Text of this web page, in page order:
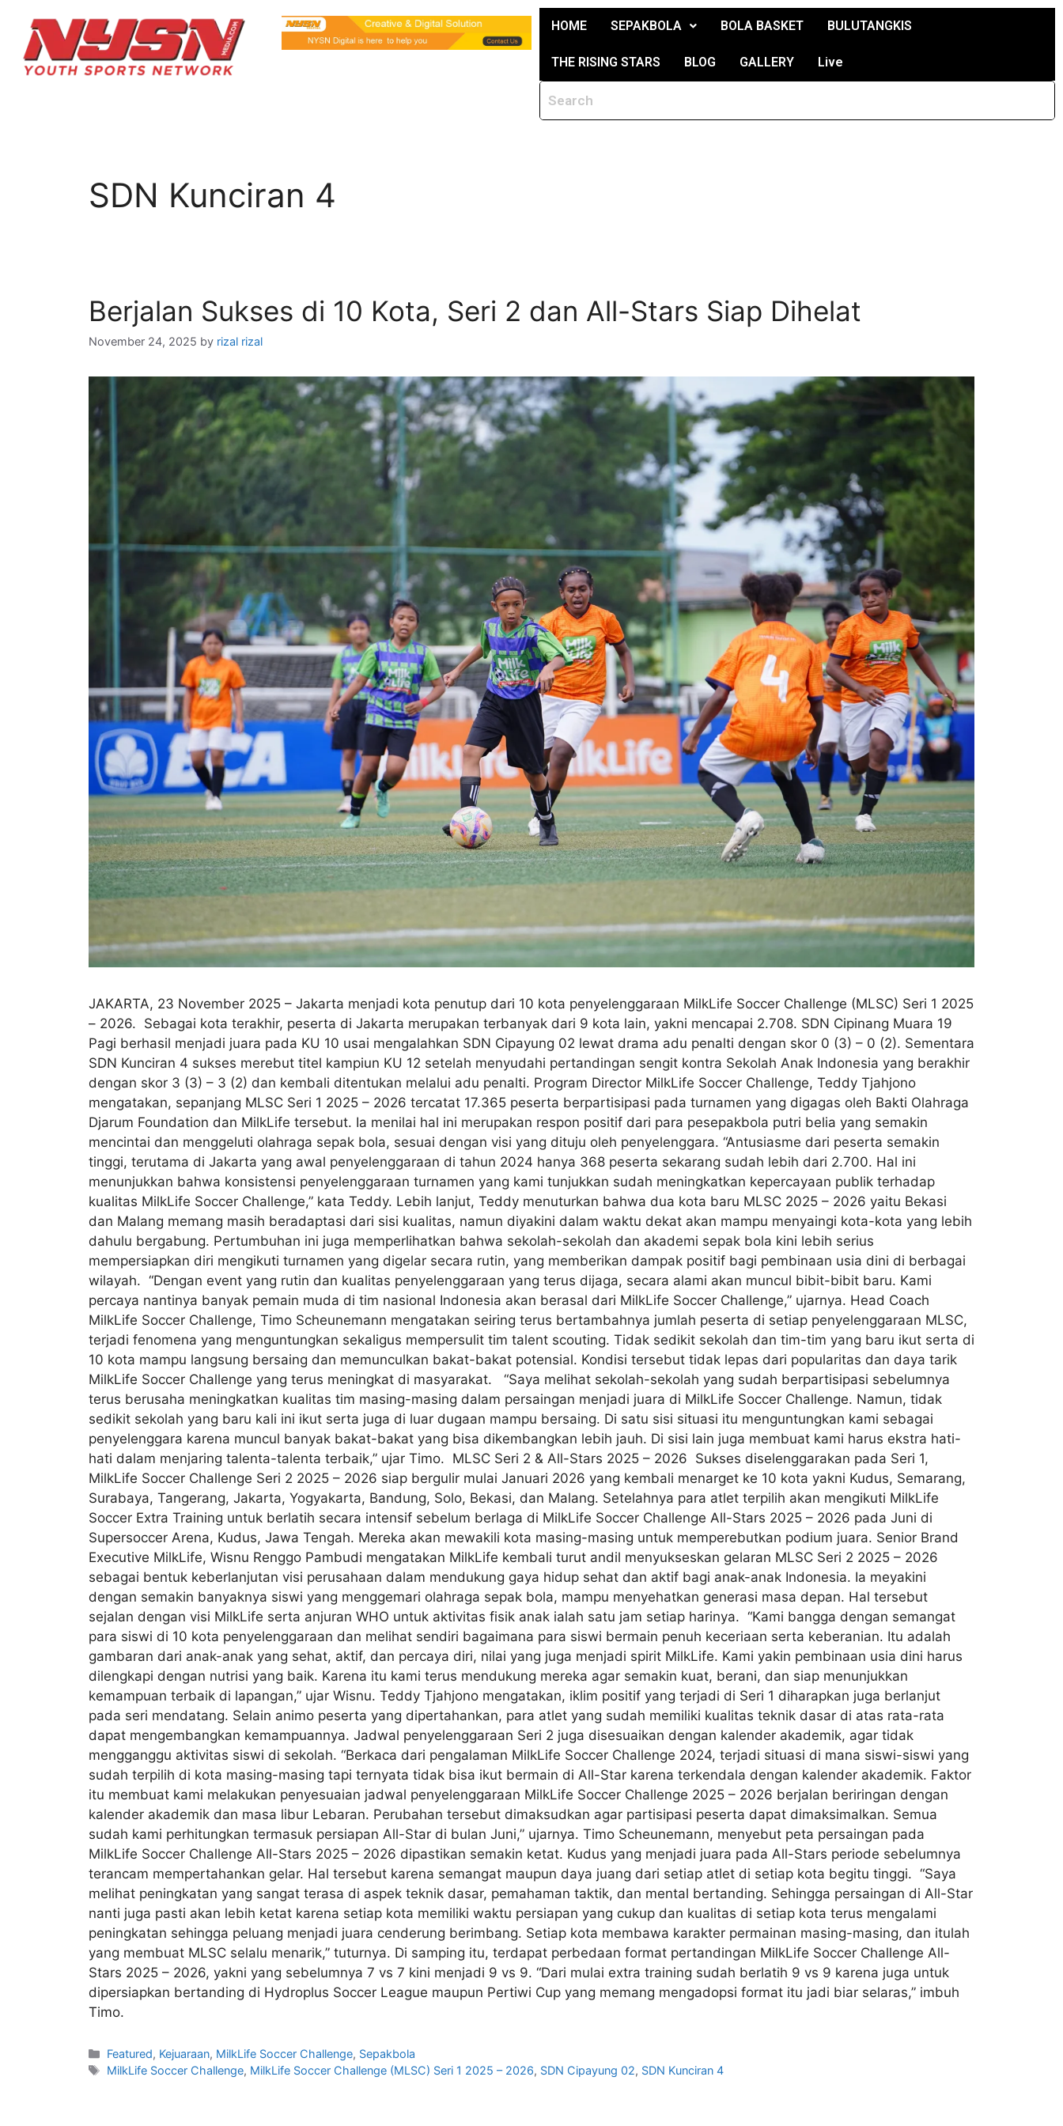
HOME SEPAKBOLA BOLA BASKET BULUTANGKIS
THE RISING STARS BLOG GALLERY Live
SDN Kunciran 4
Berjalan Sukses di 10 Kota, Seri 2 dan All-Stars Siap Dihelat
November 24, 2025 by rizal rizal
JAKARTA, 23 November 2025 – Jakarta menjadi kota penutup dari 10 kota penyelenggaraan MilkLife Soccer Challenge (MLSC) Seri 1 2025
– 2026. Sebagai kota terakhir, peserta di Jakarta merupakan terbanyak dari 9 kota lain, yakni mencapai 2.708. SDN Cipinang Muara 19
Pagi berhasil menjadi juara pada KU 10 usai mengalahkan SDN Cipayung 02 lewat drama adu penalti dengan skor 0 (3) – 0 (2). Sementara
SDN Kunciran 4 sukses merebut titel kampiun KU 12 setelah menyudahi pertandingan sengit kontra Sekolah Anak Indonesia yang berakhir
dengan skor 3 (3) – 3 (2) dan kembali ditentukan melalui adu penalti. Program Director MilkLife Soccer Challenge, Teddy Tjahjono
mengatakan, sepanjang MLSC Seri 1 2025 – 2026 tercatat 17.365 peserta berpartisipasi pada turnamen yang digagas oleh Bakti Olahraga
Djarum Foundation dan MilkLife tersebut. Ia menilai hal ini merupakan respon positif dari para pesepakbola putri belia yang semakin
mencintai dan menggeluti olahraga sepak bola, sesuai dengan visi yang dituju oleh penyelenggara. “Antusiasme dari peserta semakin
tinggi, terutama di Jakarta yang awal penyelenggaraan di tahun 2024 hanya 368 peserta sekarang sudah lebih dari 2.700. Hal ini
menunjukkan bahwa konsistensi penyelenggaraan turnamen yang kami tunjukkan sudah meningkatkan kepercayaan publik terhadap
kualitas MilkLife Soccer Challenge,” kata Teddy. Lebih lanjut, Teddy menuturkan bahwa dua kota baru MLSC 2025 – 2026 yaitu Bekasi
dan Malang memang masih beradaptasi dari sisi kualitas, namun diyakini dalam waktu dekat akan mampu menyaingi kota-kota yang lebih
dahulu bergabung. Pertumbuhan ini juga memperlihatkan bahwa sekolah-sekolah dan akademi sepak bola kini lebih serius
mempersiapkan diri mengikuti turnamen yang digelar secara rutin, yang memberikan dampak positif bagi pembinaan usia dini di berbagai
wilayah. “Dengan event yang rutin dan kualitas penyelenggaraan yang terus dijaga, secara alami akan muncul bibit-bibit baru. Kami
percaya nantinya banyak pemain muda di tim nasional Indonesia akan berasal dari MilkLife Soccer Challenge,” ujarnya. Head Coach
MilkLife Soccer Challenge, Timo Scheunemann mengatakan seiring terus bertambahnya jumlah peserta di setiap penyelenggaraan MLSC,
terjadi fenomena yang menguntungkan sekaligus mempersulit tim talent scouting. Tidak sedikit sekolah dan tim-tim yang baru ikut serta di
10 kota mampu langsung bersaing dan memunculkan bakat-bakat potensial. Kondisi tersebut tidak lepas dari popularitas dan daya tarik
MilkLife Soccer Challenge yang terus meningkat di masyarakat. “Saya melihat sekolah-sekolah yang sudah berpartisipasi sebelumnya
terus berusaha meningkatkan kualitas tim masing-masing dalam persaingan menjadi juara di MilkLife Soccer Challenge. Namun, tidak
sedikit sekolah yang baru kali ini ikut serta juga di luar dugaan mampu bersaing. Di satu sisi situasi itu menguntungkan kami sebagai
penyelenggara karena muncul banyak bakat-bakat yang bisa dikembangkan lebih jauh. Di sisi lain juga membuat kami harus ekstra hati-
hati dalam menjaring talenta-talenta terbaik,” ujar Timo. MLSC Seri 2 & All-Stars 2025 – 2026 Sukses diselenggarakan pada Seri 1,
MilkLife Soccer Challenge Seri 2 2025 – 2026 siap bergulir mulai Januari 2026 yang kembali menarget ke 10 kota yakni Kudus, Semarang,
Surabaya, Tangerang, Jakarta, Yogyakarta, Bandung, Solo, Bekasi, dan Malang. Setelahnya para atlet terpilih akan mengikuti MilkLife
Soccer Extra Training untuk berlatih secara intensif sebelum berlaga di MilkLife Soccer Challenge All-Stars 2025 – 2026 pada Juni di
Supersoccer Arena, Kudus, Jawa Tengah. Mereka akan mewakili kota masing-masing untuk memperebutkan podium juara. Senior Brand
Executive MilkLife, Wisnu Renggo Pambudi mengatakan MilkLife kembali turut andil menyukseskan gelaran MLSC Seri 2 2025 – 2026
sebagai bentuk keberlanjutan visi perusahaan dalam mendukung gaya hidup sehat dan aktif bagi anak-anak Indonesia. Ia meyakini
dengan semakin banyaknya siswi yang menggemari olahraga sepak bola, mampu menyehatkan generasi masa depan. Hal tersebut
sejalan dengan visi MilkLife serta anjuran WHO untuk aktivitas fisik anak ialah satu jam setiap harinya. “Kami bangga dengan semangat
para siswi di 10 kota penyelenggaraan dan melihat sendiri bagaimana para siswi bermain penuh keceriaan serta keberanian. Itu adalah
gambaran dari anak-anak yang sehat, aktif, dan percaya diri, nilai yang juga menjadi spirit MilkLife. Kami yakin pembinaan usia dini harus
dilengkapi dengan nutrisi yang baik. Karena itu kami terus mendukung mereka agar semakin kuat, berani, dan siap menunjukkan
kemampuan terbaik di lapangan,” ujar Wisnu. Teddy Tjahjono mengatakan, iklim positif yang terjadi di Seri 1 diharapkan juga berlanjut
pada seri mendatang. Selain animo peserta yang dipertahankan, para atlet yang sudah memiliki kualitas teknik dasar di atas rata-rata
dapat mengembangkan kemampuannya. Jadwal penyelenggaraan Seri 2 juga disesuaikan dengan kalender akademik, agar tidak
mengganggu aktivitas siswi di sekolah. “Berkaca dari pengalaman MilkLife Soccer Challenge 2024, terjadi situasi di mana siswi-siswi yang
sudah terpilih di kota masing-masing tapi ternyata tidak bisa ikut bermain di All-Star karena terkendala dengan kalender akademik. Faktor
itu membuat kami melakukan penyesuaian jadwal penyelenggaraan MilkLife Soccer Challenge 2025 – 2026 berjalan beriringan dengan
kalender akademik dan masa libur Lebaran. Perubahan tersebut dimaksudkan agar partisipasi peserta dapat dimaksimalkan. Semua
sudah kami perhitungkan termasuk persiapan All-Star di bulan Juni,” ujarnya. Timo Scheunemann, menyebut peta persaingan pada
MilkLife Soccer Challenge All-Stars 2025 – 2026 dipastikan semakin ketat. Kudus yang menjadi juara pada All-Stars periode sebelumnya
terancam mempertahankan gelar. Hal tersebut karena semangat maupun daya juang dari setiap atlet di setiap kota begitu tinggi. “Saya
melihat peningkatan yang sangat terasa di aspek teknik dasar, pemahaman taktik, dan mental bertanding. Sehingga persaingan di All-Star
nanti juga pasti akan lebih ketat karena setiap kota memiliki waktu persiapan yang cukup dan kualitas di setiap kota terus mengalami
peningkatan sehingga peluang menjadi juara cenderung berimbang. Setiap kota membawa karakter permainan masing-masing, dan itulah
yang membuat MLSC selalu menarik,” tuturnya. Di samping itu, terdapat perbedaan format pertandingan MilkLife Soccer Challenge All-
Stars 2025 – 2026, yakni yang sebelumnya 7 vs 7 kini menjadi 9 vs 9. “Dari mulai extra training sudah berlatih 9 vs 9 karena juga untuk
dipersiapkan bertanding di Hydroplus Soccer League maupun Pertiwi Cup yang memang mengadopsi format itu jadi biar selaras,” imbuh
Timo.
Featured, Kejuaraan, MilkLife Soccer Challenge, Sepakbola
MilkLife Soccer Challenge, MilkLife Soccer Challenge (MLSC) Seri 1 2025 – 2026, SDN Cipayung 02, SDN Kunciran 4